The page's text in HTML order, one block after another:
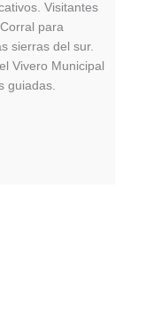
Visitantes
para
sierras del sur.
Vivero Municipal
guiadas.